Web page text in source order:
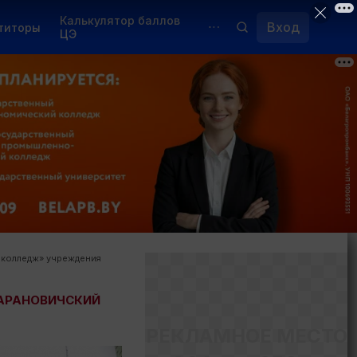
Калькулятор баллов
ЦЭ
Курсы
Переподготовка
Вход
учреждения